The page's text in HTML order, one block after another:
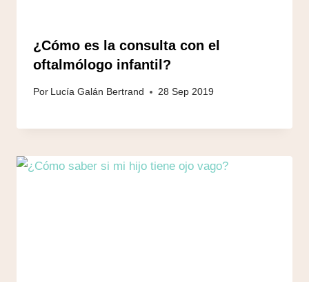
¿Cómo es la consulta con el
oftalmólogo infantil?
Por Lucía Galán Bertrand 28 Sep 2019